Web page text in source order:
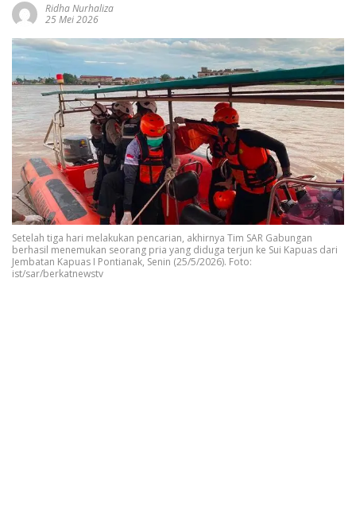
Ridha Nurhaliza
25 Mei 2026
Setelah tiga hari melakukan pencarian, akhirnya Tim SAR Gabungan
berhasil menemukan seorang pria yang diduga terjun ke Sui Kapuas dari
Jembatan Kapuas I Pontianak, Senin (25/5/2026). Foto:
ist/sar/berkatnewstv